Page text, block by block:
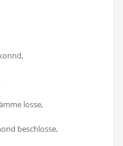
losse,
beschlosse,